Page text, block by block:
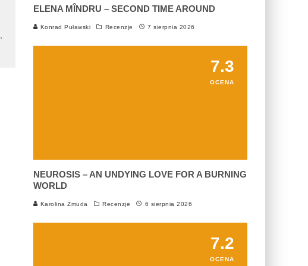
ELENA MÎNDRU – SECOND TIME AROUND
Konrad Puławski Recenzje 7 sierpnia 2026
7.3
OCENA
NEUROSIS – AN UNDYING LOVE FOR A BURNING
WORLD
Karolina Żmuda Recenzje 6 sierpnia 2026
7.2
OCENA